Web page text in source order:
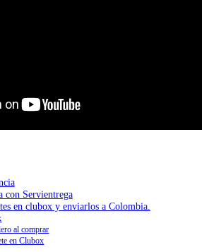
con Servientrega
en clubox y enviarlos a Colombia.
al comprar
en Clubox